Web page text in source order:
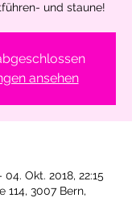
und staune!
ansehen
Okt. 2018, 22:15
114, 3007 Bern,